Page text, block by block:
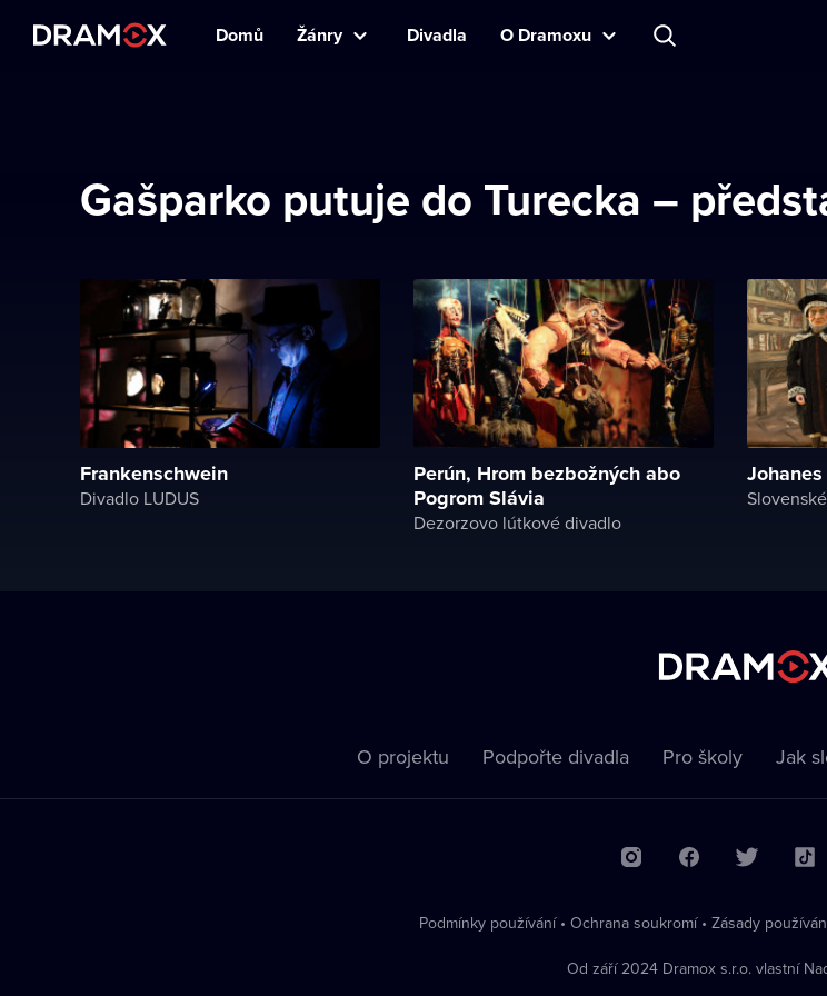
Domů Žánry Divadla O Dramoxu
Gašparko putuje do Turecka –
Frankenschwein
Divadlo LUDUS
Perún, Hrom bezbožných abo
Pogrom Slávia
Dezorzovo lútkové divadlo
O projektu Podpořte divadla Pro školy Jak
Podmínky používání • Ochrana soukromí • Zásady
Od září 2024 Dramox s.r.o. vlastní